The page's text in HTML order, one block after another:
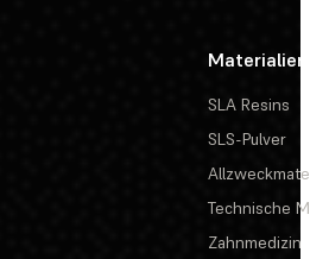
Materialien
SLA Resins
SLS-Pulver
Technische
Zahnmedizin